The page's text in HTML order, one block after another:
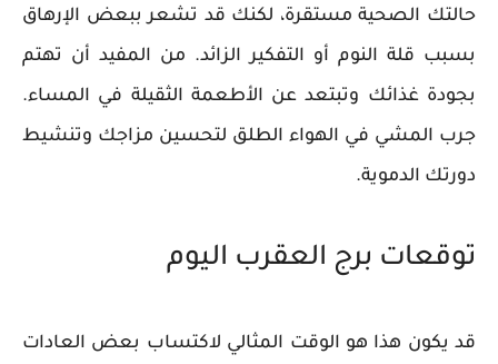
حالتك الصحية مستقرة، لكنك قد تشعر ببعض الإرهاق
بسبب قلة النوم أو التفكير الزائد. من المفيد أن تهتم
بجودة غذائك وتبتعد عن الأطعمة الثقيلة في المساء.
جرب المشي في الهواء الطلق لتحسين مزاجك وتنشيط
دورتك الدموية.
توقعات برج العقرب اليوم
قد يكون هذا هو الوقت المثالي لاكتساب بعض العادات